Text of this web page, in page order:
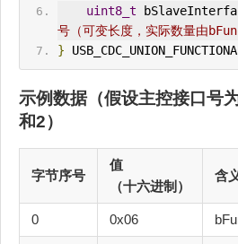
uint8_t
号（可变长度，实际数量由
} USB_ CDC
示例数据（假设主控接口号
和2）
字节序号
值
（十六进制）
含
0 0x06